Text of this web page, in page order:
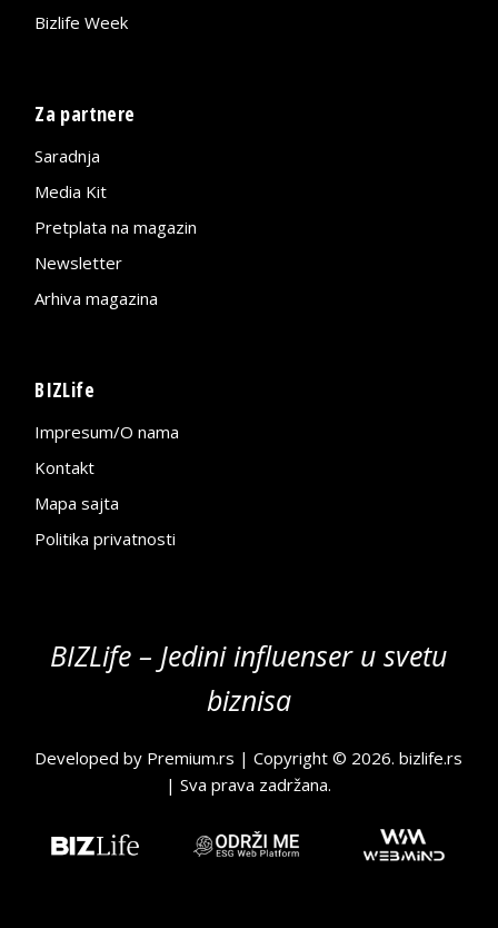
Bizlife Week
Za partnere
Saradnja
Media Kit
Pretplata na magazin
Newsletter
Arhiva magazina
BIZLife
Impresum/O nama
Kontakt
Mapa sajta
Politika privatnosti
BIZLife – Jedini influenser u svetu
biznisa
Developed by Premium.rs | Copyright © 2026.bizlife.rs
| Sva prava zadržana.